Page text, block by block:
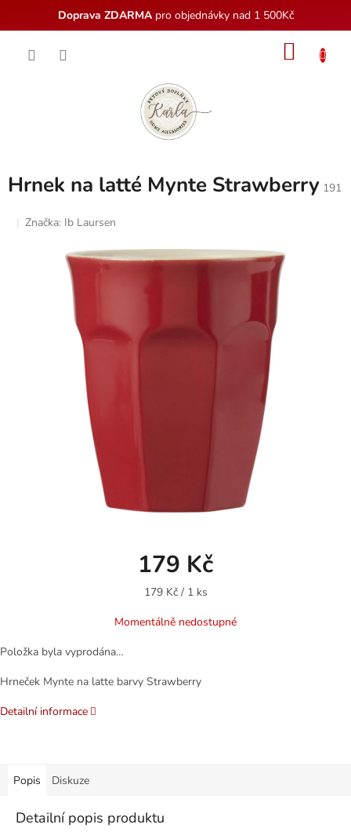
Doprava ZDARMApro objednávky nad 1 500Kč
Hrnek na latté Mynte Strawberry 191
Značka: Ib Laursen
179 Kč
Měrná
179 Kč / 1 ks
Momentálně nedostupné
Položka byla vyprodána…
Hrneček Mynte na latte barvy Strawberry
Detailní informace
Popis Diskuze
Detailní popis produktu